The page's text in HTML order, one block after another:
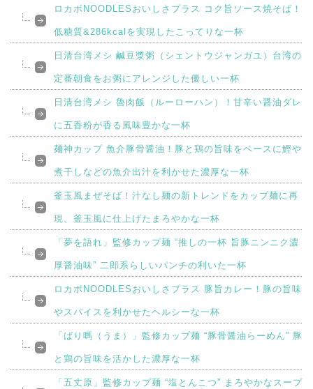
ロカボNOODLESおいしさプラス コク旨ソース焼そば！
低糖質&286kcalを実現したこってりな一杯
日清台湾メシ 鹹豆漿粥（シェントウジャンガユ）台湾の
定番朝食をお粥にアレンジした優しい一杯
日清台湾メシ 魯肉飯（ルーローハン）！甘辛い醤油ダレ
に五香粉が香る風味豊かな一杯
麺神カップ 魚介豚骨醤油！豚と鶏の旨味をベースに鰹や
煮干しなどの魚介出汁を利かせた濃厚な一杯
釜玉風まぜそば！汁なし麺の新トレンドをカップ麺に再
現、釜玉風に仕上げたまろやかな一杯
「夢を語れ」監修カップ麺 “推しの一杯 旨豚ニンニク濃
厚醤油味” 二郎系らしいパンチの利いた一杯
ロカボNOODLESおいしさプラス 豚旨カレー！豚の旨味
やスパイスを利かせたヘルシーな一杯
「ばり嗎（うま）」監修カップ麺 “豚骨醤油らーめん” 豚
と鶏の旨味を活かした濃厚な一杯
「五丈原」監修カップ麺 “塩とんこつ” まろやかなスープ